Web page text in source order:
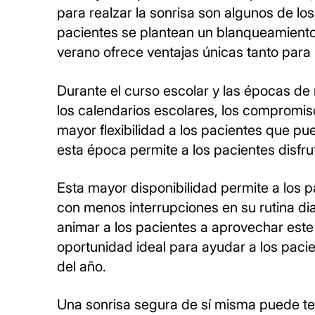
para realzar la sonrisa son algunos de
pacientes se plantean un
verano ofrece ventajas únicas tanto
Durante el curso escolar y las épocas
los calendarios escolares, los
mayor flexibilidad a los pacientes que
esta época permite a los pacientes
Esta mayor disponibilidad permite a los
con menos interrupciones en su rutina
animar a los pacientes a aprovechar
oportunidad ideal para ayudar a los
del año.
Una sonrisa segura de sí misma puede